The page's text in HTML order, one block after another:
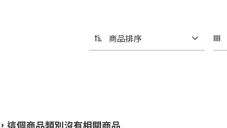
商品排序
這個商品類別沒有相關商品